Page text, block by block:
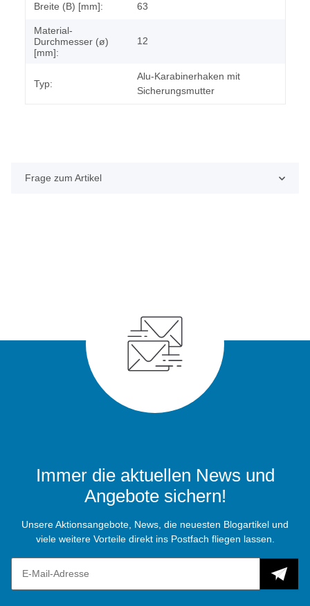
Breite (B) [mm]: 63
Material-
Durchmesser (ø)
[mm]:
12
Typ:
Alu-Karabinerhaken mit
Sicherungsmutter
Frage zum Artikel
Immer die aktuellen News und
Angebote sichern!
Unsere Aktionsangebote, News, die neuesten Blogartikel und
viele weitere Vorteile direkt ins Postfach fliegen lassen.